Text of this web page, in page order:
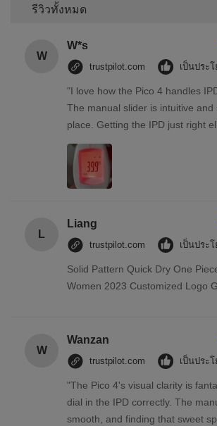
รีวิวทั้งหมด
W
W*s
trustpilot.com เป็นประ
"I love how the Pico 4 handles
The manual slider is intuitive and
place. Getting the IPD just right
L
Liang
trustpilot.com เป็นประ
Solid Pattern Quick Dry One
Women 2023 Customized Logo
W
Wanzan
trustpilot.com เป็นประ
"The Pico 4's visual clarity is
dial in the IPD correctly. The
smooth, and finding that sweet